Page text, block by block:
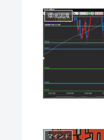
環境認識
マインド